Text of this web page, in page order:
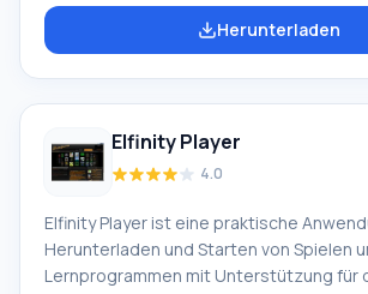
es unter dem Namen IDA (Internet
Accelerator) veröffentlicht.
dem Verkauf verschiedener notwendiger
Computer beschäftigt waren. Dies ist
Herunterladen
Elfinity Player
4.0
Elfinity Player ist eine praktische
Herunterladen und Starten von Spielen
Lernprogrammen mit Unterstützung für